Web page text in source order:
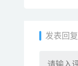
发表回复